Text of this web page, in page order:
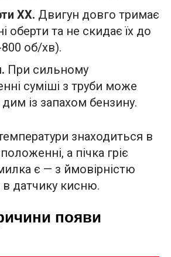
ХХ. Двигун довго тримає
оберти та не скидає їх до
об/хв).
При сильному
суміші з труби може
із запахом бензину.
знаходиться в
а пічка гріє
є — з ймовірністю
датчику кисню.
появи